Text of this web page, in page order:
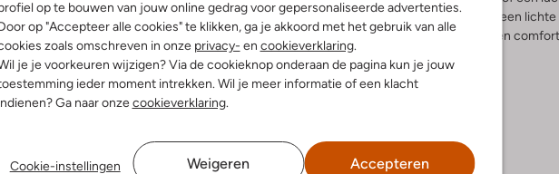
op te bouwen van jouw online gedrag voor gepersonaliseerde advertenties.
op "Accepteer alle cookies" te klikken, ga je akkoord met het gebruik van alle
zoals omschreven in onze privacy- en cookieverklaring.
je je voorkeuren wijzigen? Via de cookieknop onderaan de pagina kun je jouw
ieder moment intrekken. Wil je meer informatie of een klacht
Ga naar onzecookieverklaring.
Cookie-instellingen Weigeren Accepteren
Veter
Plateauzool
Ronde Neus
zomer. Combineer ze met een fris T-shirt of een
stijlvolle look. Geniet van het seizoen in stijl en